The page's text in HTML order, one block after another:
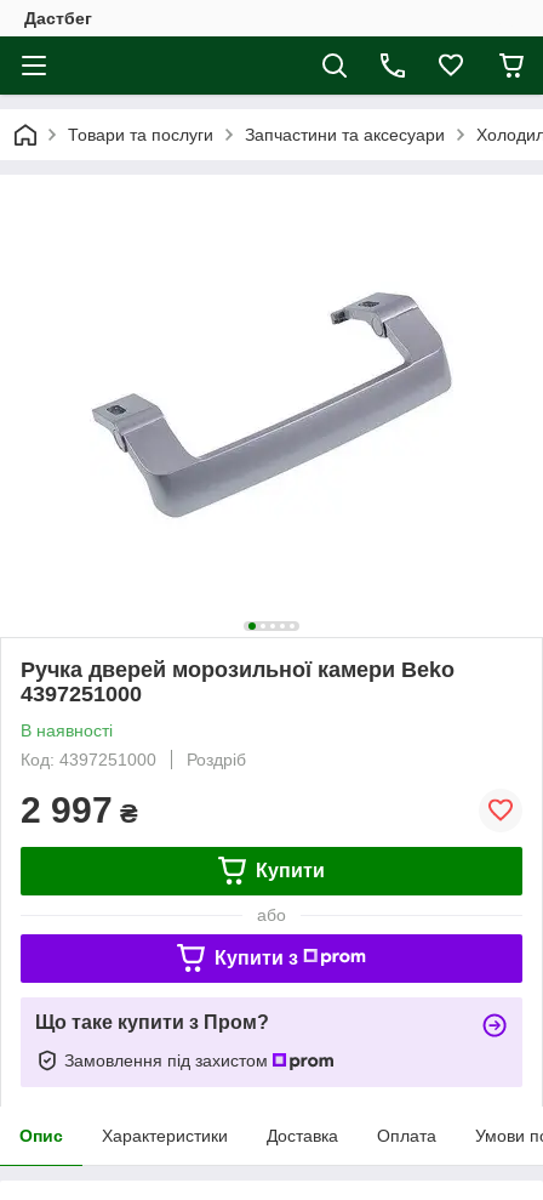
Дастбег
Товари та послуги Запчастини та аксесуари
Ручка дверей морозильної камери Beko
4397251000
В наявності
Код: 4397251000
Роздріб
2 997 ₴
Купити
або
Купити з
Що таке купити з Пром?
Замовлення під захистом
Опис Характеристики Доставка Оплата Умови